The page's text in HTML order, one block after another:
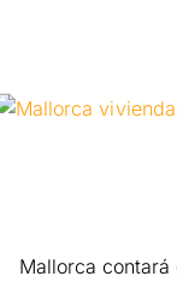
Mallorca